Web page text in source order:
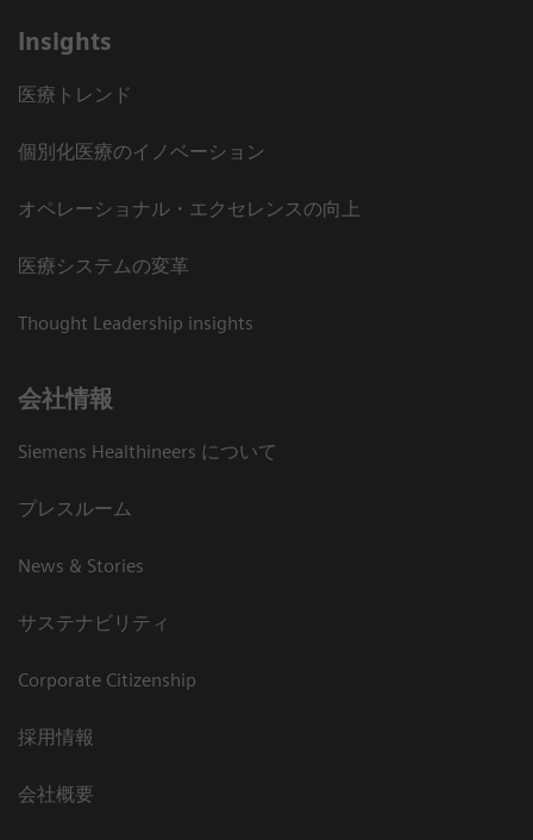
Insights
医療トレンド
個別化医療のイノベーション
オペレーショナル・エクセレンスの向上
医療システムの変革
Thought Leadership insights
会社情報
Siemens Healthineers について
プレスルーム
News & Stories
サステナビリティ
Corporate Citizenship
採用情報
会社概要